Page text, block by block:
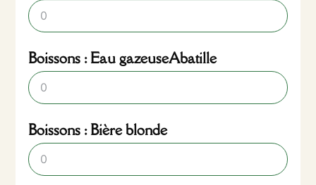
Boissons : Eau gazeuseAbatille
Boissons : Bière blonde